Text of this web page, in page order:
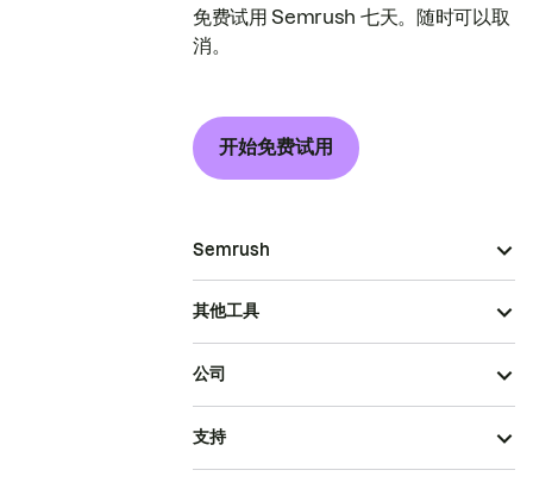
免费试用 Semrush 七天。随时可以取
消。
开始免费试用
Semrush
其他工具
公司
支持